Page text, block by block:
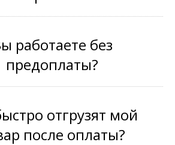
работаете без
предоплаты?
отгрузят мой
после оплаты?